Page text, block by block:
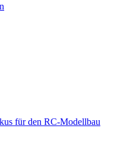
für den RC-Modellbau